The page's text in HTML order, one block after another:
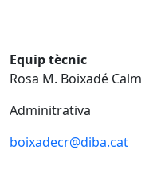
Equip tècnic
Rosa M. Boixadé Calm
Adminitrativa
boixadecr@diba.cat